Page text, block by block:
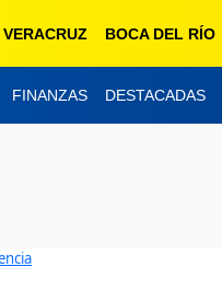
VERACRUZ BOCA DEL RÍO
FINANZAS DESTACADAS